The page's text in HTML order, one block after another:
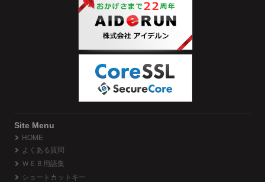
Site Menu
HOME
よくある質問
ＷＥＢ用語集
ショートカットキー